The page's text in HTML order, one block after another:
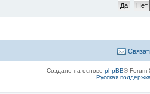
Создано на основе phpBB® Forum
Русская